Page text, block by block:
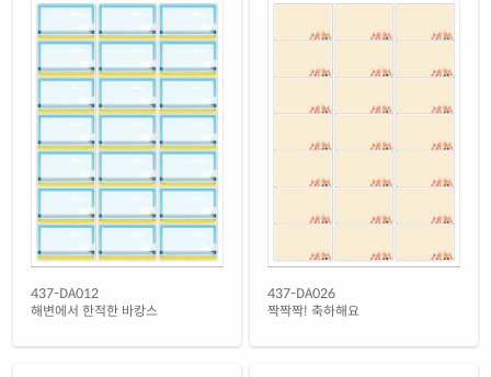
노란색 모조 시치미
RV437TY-DV134잉크젯, 레이저 겸용
재질 설명
빨간색 모조 찰딱
KL437TR-DV134잉크젯, 레이저 겸용
재질 설명
CJ437-DV134잉크젯 전용
흰색 무광 방수 잉크젯
CJ437WU-DV134
잉크젯 전용
흰색 광택 방수 잉크젯
CJ437LU-DV134
잉크젯 전용
437-DA012
해변에서 한적한 바캉스
437-DA026
짝짝짝! 축하해요